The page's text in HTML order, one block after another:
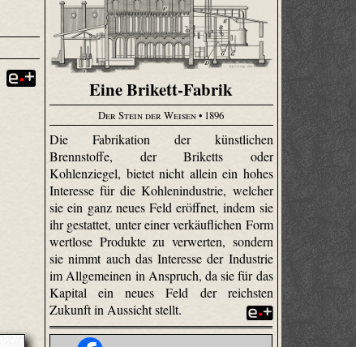
Eine Brikett-Fabrik
Der Stein der Weisen• 1896
Die Fabrikation der künstlichen
Brennstoffe, der Briketts oder
Kohlenziegel, bietet nicht allein ein hohes
Interesse für die Kohlenindustrie, welcher
sie ein ganz neues Feld eröffnet, indem sie
ihr gestattet, unter einer verkäuflichen Form
wertlose Produkte zu verwerten, sondern
sie nimmt auch das Interesse der Industrie
im Allgemeinen in Anspruch, da sie für das
Kapital ein neues Feld der reichsten
Zukunft in Aussicht stellt.